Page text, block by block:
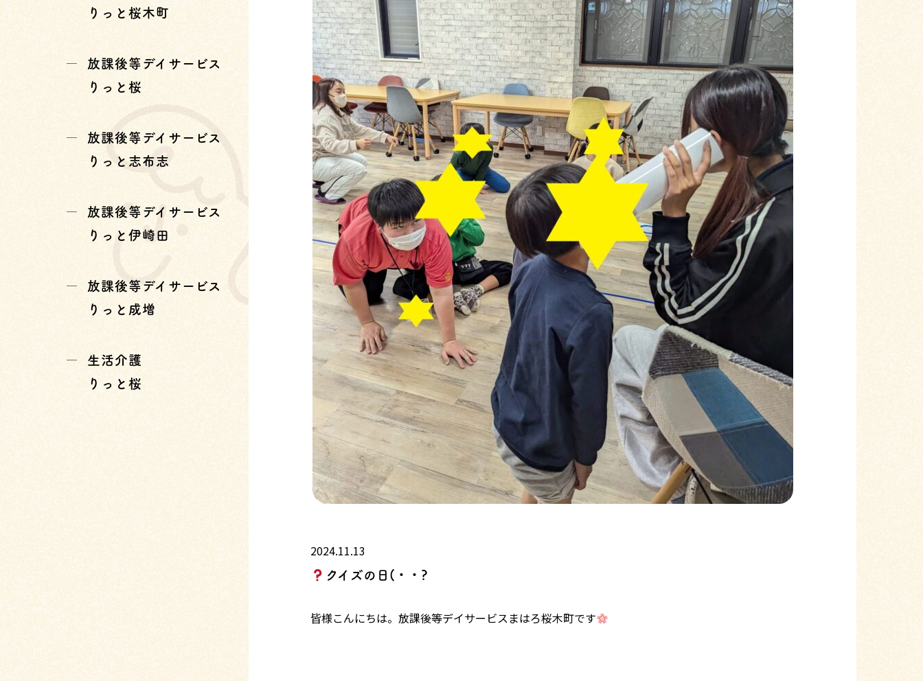
2024.11.13
クイズの日(・・?
皆様こんにちは。放課後等デイサービスまはろ桜木町です
りっと桜木町
放課後等デイサービス
りっと桜
放課後等デイサービス
りっと志布志
放課後等デイサービス
りっと伊崎田
放課後等デイサービス
りっと成増
生活介護
りっと桜